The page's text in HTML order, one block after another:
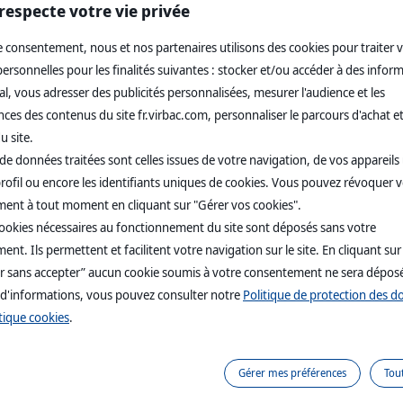
:
usage unique et le flacon de réactif.
ambiante.
réactifs de lots différents.
:
avec anticoagulant (EDTA ou héparine) : A l’aide d’une pipette à
au centre de chaque puits échantillon et attendre 10 à 15
:
dans chaque puits échantillon en maintenant le flacon en
pas dans les 2 minutes, ajouter 2 gouttes supplémentaires de
DES RESULTATS :
de 15 minutes de migration :
apparaître 1 bande rose dans la fenêtre de lecture (bande contrôle).
apparaître 2 bandes roses bien distinctes dans la fenêtre de lecture
test après seulement 10 minutes de migration permet de
comme un résultat positif.
de contrôle rend le test invalide.
est un test qualitatif rapide, basé sur le principe de
chez le chien.
votre vie privée
consentement, nous et nos partenaires utilisons des cookies pour traiter
pour les finalités suivantes : stocker et/ou accéder à des
vous adresser des publicités personnalisées, mesurer l'audience et les
des contenus du site fr.virbac.com, personnaliser le parcours d'achat
site.
données traitées sont celles issues de votre navigation, de vos appareils
ou encore les identifiants uniques de cookies. Vous pouvez révoquer
à tout moment en cliquant sur "Gérer vos cookies".
nécessaires au fonctionnement du site sont déposés sans votre
Ils permettent et facilitent votre navigation sur le site. En cliquant sur
sans accepter” aucun cookie soumis à votre consentement ne sera
vous pouvez consulter notre Politique de protection des
cookies.
Gérer mes préférences